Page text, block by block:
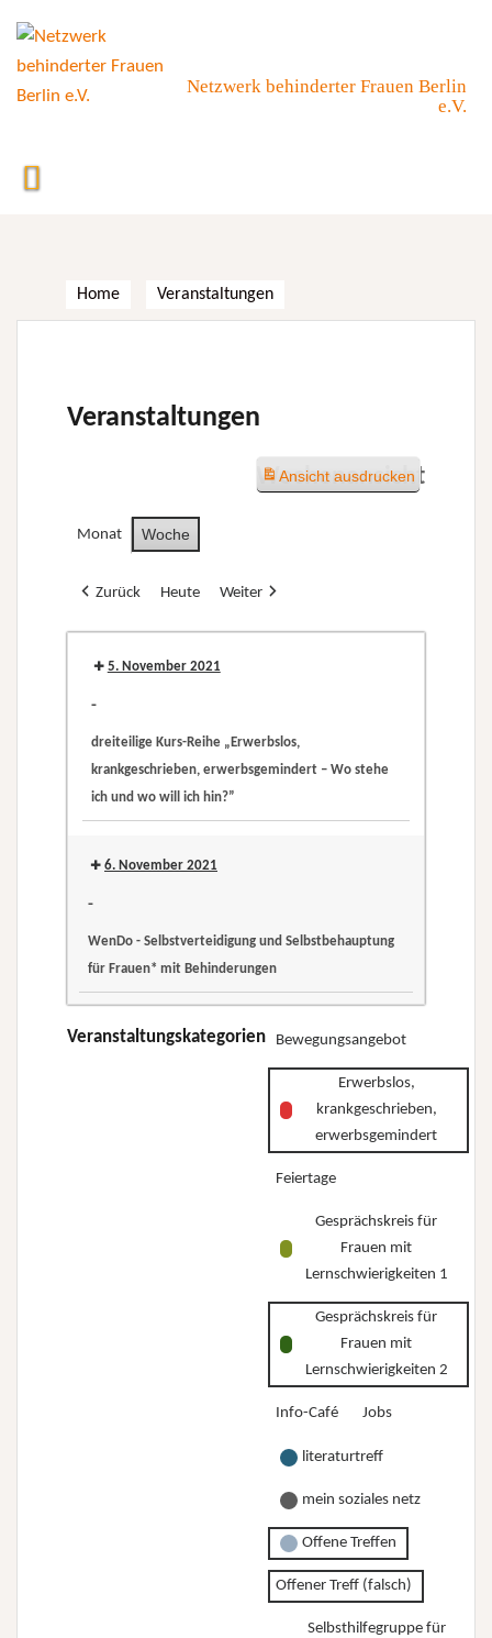
content
Netzwerk behinderter Frauen Berlin
e.V.
Home Veranstaltungen
Veranstaltungen
Wochenansicht
Monat Woche
Zurück Heute Weiter
5. November 2021
-
dreiteilige Kurs-Reihe „Erwerbslos,
krankgeschrieben, erwerbsgemindert – Wo stehe
ich und wo will ich hin?”
Kurs-
Wo
6. November 2021
-
WenDo - Selbstverteidigung und Selbstbehauptung
für Frauen* mit Behinderungen
WenDo
-
Veranstaltungskategorien Bewegungsangebot
Erwerbslos,
krankgeschrieben,
erwerbsgemindert
Feiertage
Gesprächskreis für
Frauen mit
Lernschwierigkeiten 1
Gesprächskreis für
Frauen mit
Lernschwierigkeiten 2
Info-Café Jobs
literaturtreff
mein soziales netz
Offene Treffen
Offener Treff (falsch)
Selbsthilfegruppe für
Ansichtausdrucken